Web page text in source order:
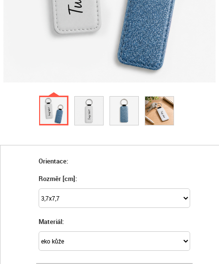
Orientace:
Rozměr [cm]:
Materiál: